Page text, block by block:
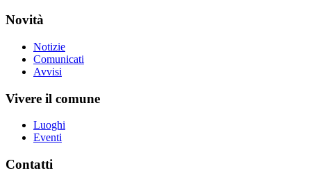
Novità
Notizie
Comunicati
Avvisi
Vivere il comune
Luoghi
Eventi
Contatti